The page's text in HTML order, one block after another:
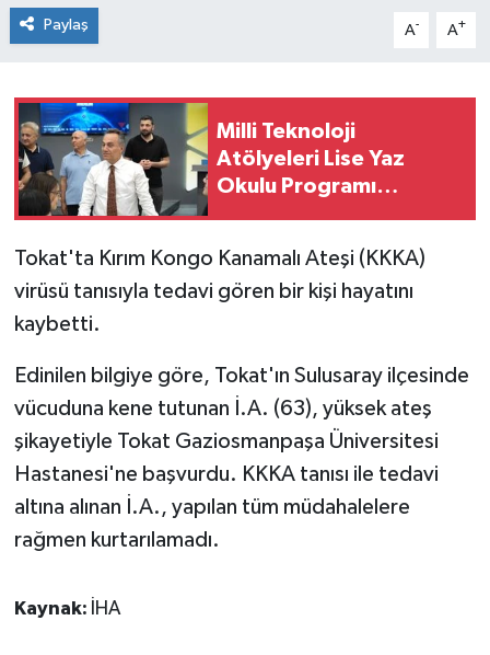
Paylaş A- A+
Milli Teknoloji
Atölyeleri Lise Yaz
Okulu Programı
Tokat'ta Kırım Kongo Kanamalı Ateşi (KKKA)
virüsü tanısıyla tedavi gören bir kişi hayatını
kaybetti.
Edinilen bilgiye göre, Tokat'ın Sulusaray ilçesinde
vücuduna kene tutunan İ.A. (63), yüksek ateş
şikayetiyle Tokat Gaziosmanpaşa Üniversitesi
Hastanesi'ne başvurdu. KKKA tanısı ile tedavi
altına alınan İ.A., yapılan tüm müdahalelere
rağmen kurtarılamadı.
Kaynak: İHA